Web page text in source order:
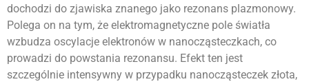
dochodzi do zjawiska znanego jako rezonans plazmonowy.
Polega on na tym, że elektromagnetyczne pole światła
wzbudza oscylacje elektronów w nanocząsteczkach, co
prowadzi do powstania rezonansu. Efekt ten jest
szczególnie intensywny w przypadku nanocząsteczek złota,